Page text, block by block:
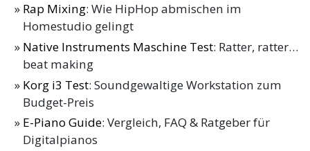
Rap Mixing: Wie HipHop abmischen im
Homestudio gelingt
Native Instruments Maschine Test: Ratter, ratter…
beat making
Korg i3 Test: Soundgewaltige Workstation zum
Budget-Preis
E-Piano Guide: Vergleich, FAQ & Ratgeber für
Digitalpianos